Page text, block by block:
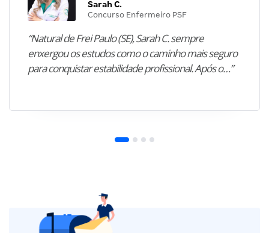
Sarah C.
Concurso Enfermeiro PSF
“Natural de Frei Paulo (SE), Sarah C. sempre
enxergou os estudos como o caminho mais seguro
para conquistar estabilidade profissional. Após o…”